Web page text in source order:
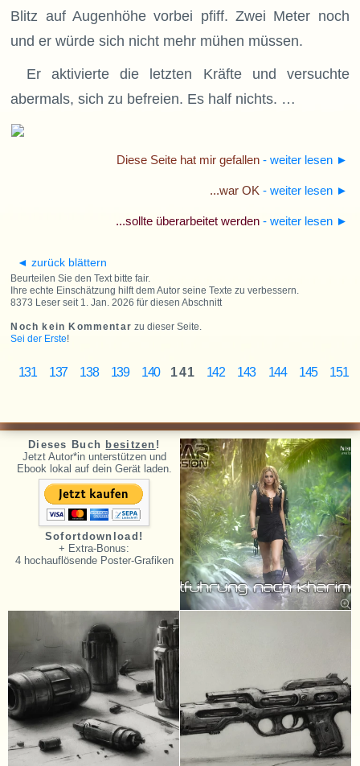
Blitz auf Augenhöhe vorbei pfiff. Zwei Meter noch
und er würde sich nicht mehr mühen müssen.
Er aktivierte die letzten Kräfte und versuchte
abermals, sich zu befreien. Es half nichts. …
Diese Seite hat mir gefallen- weiter lesen ►
...war OK - weiter lesen ►
...sollte überarbeitet werden - weiter lesen ►
◄ zurück blättern
Beurteilen Sie den Text bitte fair.
Ihre echte Einschätzung hilft dem Autor seine Texte zu verbessern.
8373 Leser seit 1. Jan. 2026 für diesen Abschnitt
Noch kein Kommentar zu dieser Seite.
Sei der Erste!
131 137 138 139 140 141 142 143 144 145 151
Dieses Buch besitzen !
Jetzt Autor*in unterstützen und
Ebook lokal auf dein Gerät laden.
Sofortdownload!
+ Extra-Bonus:
4 hochauflösende Poster-Grafiken